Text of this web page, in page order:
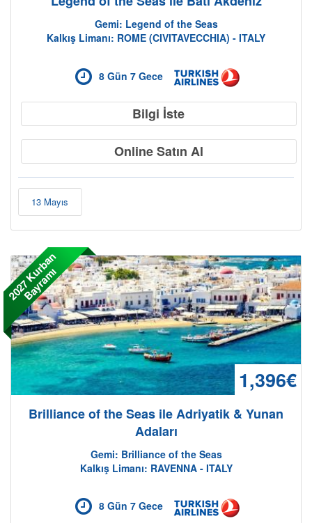
Cruise Hakkında
Gemi: Legend of the Seas
Kalkış Limanı: ROME (CIVITAVECCHIA) - ITALY
8 Gün 7 Gece
Bilgi İste
Online Satın Al
13 Mayıs
2
0
2
7
K
u
r
b
a
n
B
a
y
r
a
m
ı
1,396€
Brilliance of the Seas ile Adriyatik & Yunan
Adaları
Gemi: Brilliance of the Seas
Kalkış Limanı: RAVENNA - ITALY
8 Gün 7 Gece